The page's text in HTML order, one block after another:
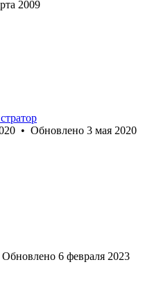
2009
• Обновлено 3 мая 2020
Обновлено 6 февраля 2023